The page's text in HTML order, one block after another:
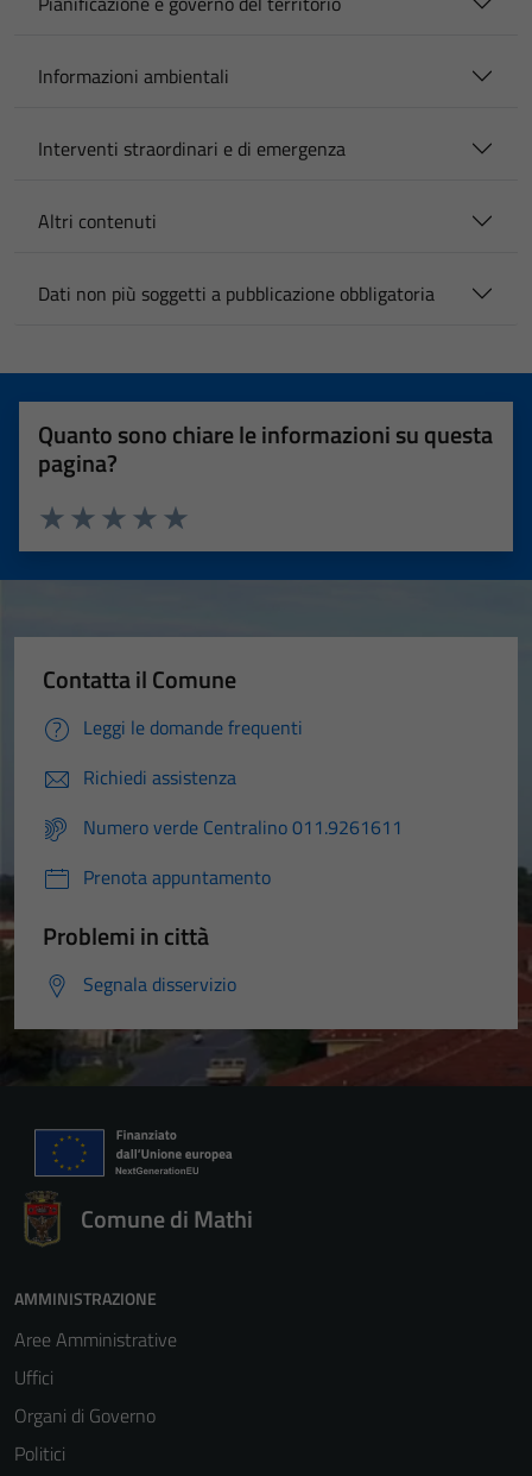
Informazioni ambientali
Interventi straordinari e di emergenza
Altri contenuti
Dati non più soggetti a pubblicazione obbligatoria
Quanto sono chiare le informazioni su questa
pagina?
Valuta 5 stelle su 5
Valuta 4 stelle su 5
Valuta 3 stelle su 5
Valuta 2 stelle su 5
Valuta 1 stelle su 5
Contatta il Comune
Leggi le domande frequenti
Richiedi assistenza
Numero verde Centralino 011.9261611
Prenota appuntamento
Problemi in città
Segnala disservizio
Comune di Mathi
AMMINISTRAZIONE
Aree Amministrative
Uffici
Organi di Governo
Politici